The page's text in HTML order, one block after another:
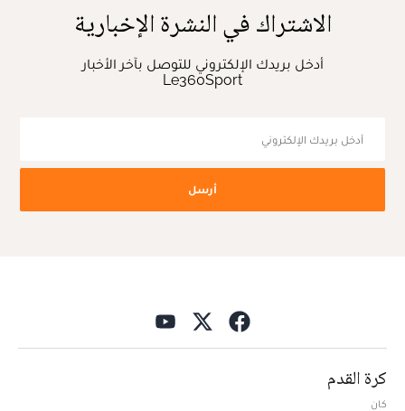
الاشتراك في النشرة الإخبارية
أدخل بريدك الإلكتروني للتوصل بآخر الأخبار
Le360Sport
أرسل
كرة القدم
كان